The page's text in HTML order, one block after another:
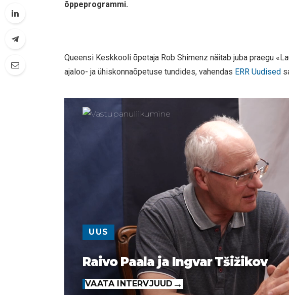
õppeprogrammi.
Queensi Keskkooli õpetaja Rob Shimenz näitab juba praegu
ajaloo- ja ühiskonnaõpetuse tundides, vahendas ERR Uudised
UUS
Raivo Paala ja Ingvar Tšižikov
VAATA INTERVJUUD